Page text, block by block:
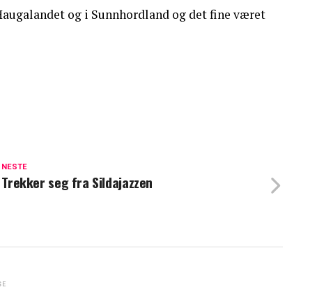
og i Sunnhordland og det fine været
NESTE
Trekker seg fra Sildajazzen